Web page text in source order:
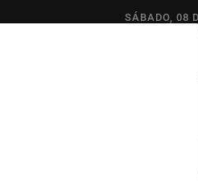
SÁBADO, 08
PIRACICABA INSTITUTO